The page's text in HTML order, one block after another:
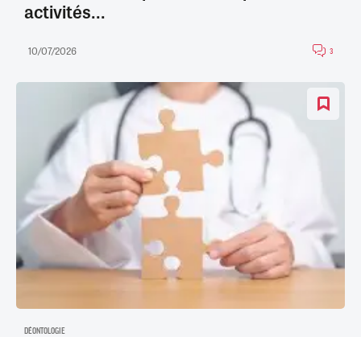
activités...
10/07/2026 3
DÉONTOLOGIE